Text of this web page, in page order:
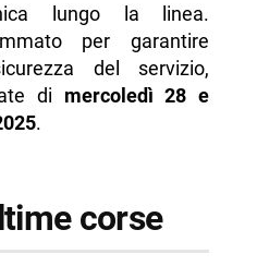
lungo la linea.
per garantire
del servizio,
di mercoledì 28 e
.
corse